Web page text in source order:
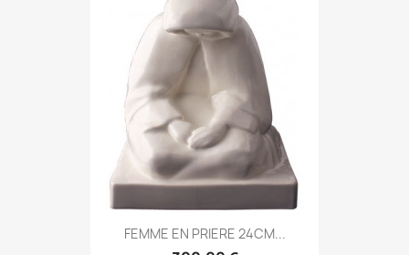
FEMME EN PRIERE 24CM...